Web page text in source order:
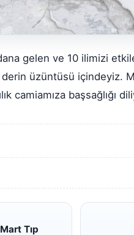
gelen ve 10 ilimizi
derin üzüntüsü içindeyiz.
camiamıza başsağlığı
Tıp